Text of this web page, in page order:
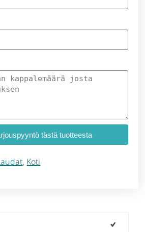
tästä tuotteesta
, Koti